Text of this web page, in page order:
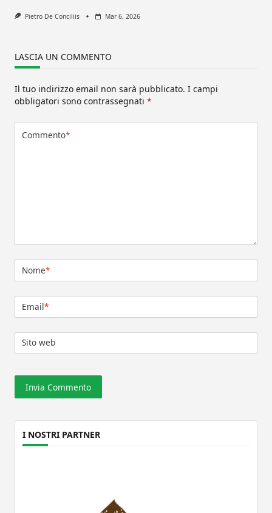
Pietro De Conciliis Mar 6, 2026
LASCIA UN COMMENTO
Il tuo indirizzo email non sarà pubblicato. I campi
obbligatori sono contrassegnati *
Commento*
Nome*
Email*
Sito web
I NOSTRI PARTNER